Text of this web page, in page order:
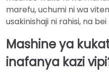
marefu, uchumi ni wa
usakinishaji ni rahisi, na
Mashine ya
inafanya kazi